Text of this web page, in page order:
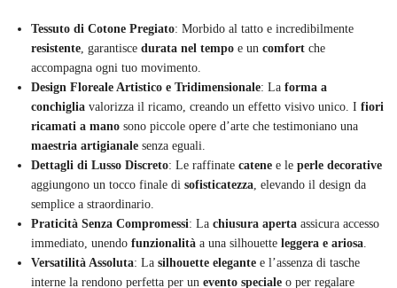
Tessuto di Cotone Pregiato: Morbido al tatto e incredibilmente
resistente , garantisce durata nel tempo e un comfort che
accompagna ogni tuo movimento.
Design Floreale Artistico e Tridimensionale: La forma a
conchiglia valorizza il ricamo, creando un effetto visivo unico. I fiori
ricamati a mano sono piccole opere d’arte che testimoniano una
maestria artigianale senza eguali.
Dettagli di Lusso Discreto: Le raffinate catene e le perle decorative
aggiungono un tocco finale di sofisticatezza , elevando il design da
semplice a straordinario.
Praticità Senza Compromessi: La chiusura aperta assicura accesso
immediato, unendo funzionalità a una silhouette leggera e ariosa
Versatilità Assoluta: La silhouette elegante e l’assenza di tasche
interne la rendono perfetta per un evento speciale o per regalare